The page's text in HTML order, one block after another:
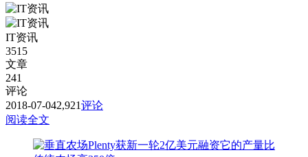
IT资讯
3515
文章
241
评论
2018-07-042,921评论
阅读全文